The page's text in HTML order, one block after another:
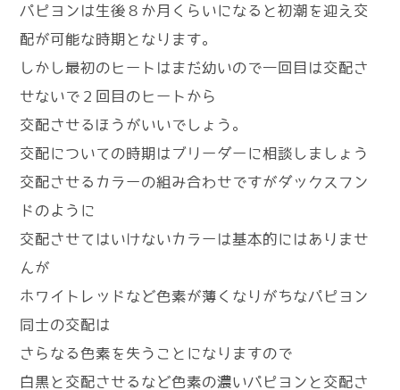
パピヨンは生後８か月くらいになると初潮を迎え交
配が可能な時期となります。
しかし最初のヒートはまだ幼いので一回目は交配さ
せないで２回目のヒートから
交配させるほうがいいでしょう。
交配についての時期はブリーダーに相談しましょう
交配させるカラーの組み合わせですがダックスフン
ドのように
交配させてはいけないカラーは基本的にはありませ
んが
ホワイトレッドなど色素が薄くなりがちなパピヨン
同士の交配は
さらなる色素を失うことになりますので
白黒と交配させるなど色素の濃いパピヨンと交配さ